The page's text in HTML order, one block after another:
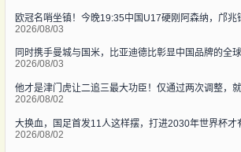
2026/08/03
同时携手曼城与国米，比亚迪德比彰显中国品牌的全
2026/08/03
他才是津门虎让二追三最大功臣！仅通过两次调整，
2026/08/02
大换血，国足首发11人这样摆，打进2030年世界杯才
2026/08/02